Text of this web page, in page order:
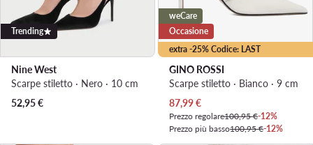
Trending
Nine West
Scarpe stiletto · Nero · 10 cm
52,95€
extra -25% Codice: LAST
weCare
Occasione
GINO ROSSI
Scarpe stiletto · Bianco · 9 cm
Prezzo attuale
87,99€
Prezzo regolare100,95 €-12%
Prezzo più basso100,95 €-12%